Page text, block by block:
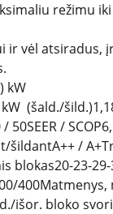
režimu
ir vėl atsiradus,
kW
(šald./
50SEER /
šildantA++ /
blokas20-23-
400Matmenys,
išor. bloko